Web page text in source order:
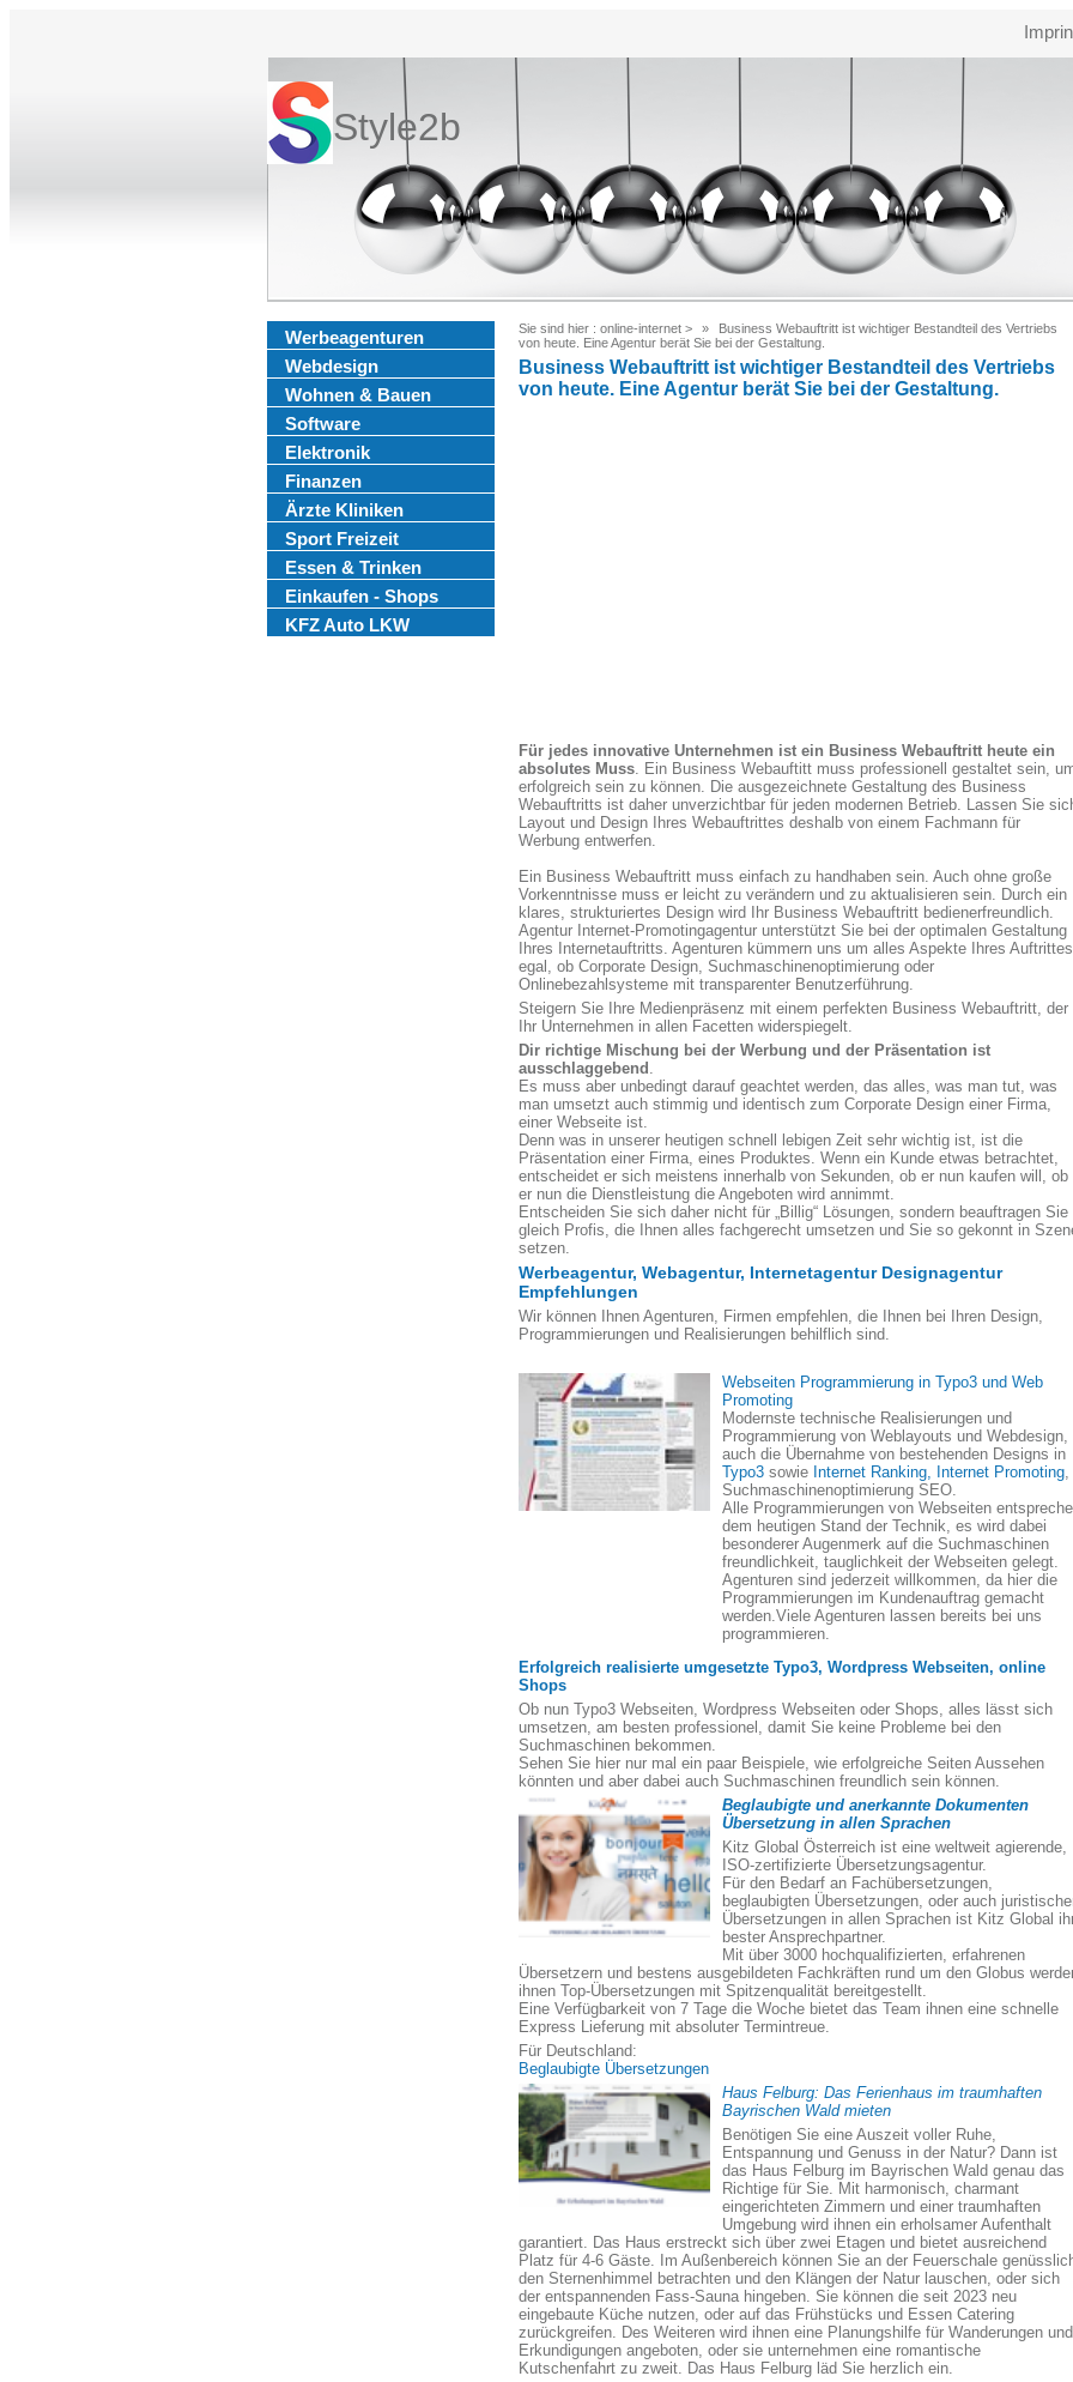
Style2b
Werbeagenturen
Webdesign
Wohnen & Bauen
Software
Elektronik
Finanzen
Ärzte Kliniken
Sport Freizeit
Essen & Trinken
Einkaufen - Shops
KFZ Auto LKW
Sie sind hier : online-internet >
Business Webauftritt ist wichtiger Bestandteil des Vertriebs
von heute. Eine Agentur berät Sie bei der Gestaltung.
Business Webauftritt ist wichtiger Bestandteil des Vertriebs
von heute. Eine Agentur berät Sie bei der Gestaltung.
Für jedes innovative Unternehmen ist ein Business Webauftritt heute ein
absolutes Muss. Ein Business Webauftitt muss professionell gestaltet sein,
erfolgreich sein zu können. Die ausgezeichnete Gestaltung des Business
Webauftritts ist daher unverzichtbar für jeden modernen Betrieb. Lassen Sie
Layout und Design Ihres Webauftrittes deshalb von einem Fachmann für
Werbung entwerfen.
Ein Business Webauftritt muss einfach zu handhaben sein. Auch ohne große
Vorkenntnisse muss er leicht zu verändern und zu aktualisieren sein. Durch ein
klares, strukturiertes Design wird Ihr Business Webauftritt bedienerfreundlich.
Agentur Internet-Promotingagentur unterstützt Sie bei der optimalen Gestaltung
Ihres Internetauftritts. Agenturen kümmern uns um alles Aspekte Ihres
egal, ob Corporate Design, Suchmaschinenoptimierung oder
Onlinebezahlsysteme mit transparenter Benutzerführung.
Steigern Sie Ihre Medienpräsenz mit einem perfekten Business Webauftritt, der
Ihr Unternehmen in allen Facetten widerspiegelt.
Dir richtige Mischung bei der Werbung und der Präsentation ist
ausschlaggebend .
Es muss aber unbedingt darauf geachtet werden, das alles, was man tut, was
man umsetzt auch stimmig und identisch zum Corporate Design einer Firma,
einer Webseite ist.
Denn was in unserer heutigen schnell lebigen Zeit sehr wichtig ist, ist die
Präsentation einer Firma, eines Produktes. Wenn ein Kunde etwas betrachtet,
entscheidet er sich meistens innerhalb von Sekunden, ob er nun kaufen will, ob
er nun die Dienstleistung die Angeboten wird annimmt.
Entscheiden Sie sich daher nicht für „Billig“ Lösungen, sondern beauftragen Sie
gleich Profis, die Ihnen alles fachgerecht umsetzen und Sie so gekonnt in
setzen.
Werbeagentur, Webagentur, Internetagentur Designagentur
Empfehlungen
Wir können Ihnen Agenturen, Firmen empfehlen, die Ihnen bei Ihren Design,
Programmierungen und Realisierungen behilflich sind.
Webseiten Programmierung in Typo3 und Web
Promoting
Modernste technische Realisierungen und
Programmierung von Weblayouts und Webdesign,
auch die Übernahme von bestehenden Designs in
Typo3 sowie Internet Ranking, Internet Promoting,
Suchmaschinenoptimierung SEO.
Alle Programmierungen von Webseiten
dem heutigen Stand der Technik, es wird dabei
besonderer Augenmerk auf die Suchmaschinen
freundlichkeit, tauglichkeit der Webseiten gelegt.
Agenturen sind jederzeit willkommen, da hier die
Programmierungen im Kundenauftrag gemacht
werden.Viele Agenturen lassen bereits bei uns
programmieren.
Erfolgreich realisierte umgesetzte Typo3, Wordpress Webseiten, online
Shops
Ob nun Typo3 Webseiten, Wordpress Webseiten oder Shops, alles lässt sich
umsetzen, am besten professionel, damit Sie keine Probleme bei den
Suchmaschinen bekommen.
Sehen Sie hier nur mal ein paar Beispiele, wie erfolgreiche Seiten Aussehen
könnten und aber dabei auch Suchmaschinen freundlich sein können.
Beglaubigte und anerkannte Dokumenten
Übersetzung in allen Sprachen
Kitz Global Österreich ist eine weltweit agierende,
ISO-zertifizierte Übersetzungsagentur.
Für den Bedarf an Fachübersetzungen,
beglaubigten Übersetzungen, oder auch
Übersetzungen in allen Sprachen ist Kitz Global
bester Ansprechpartner.
Mit über 3000 hochqualifizierten, erfahrenen
Übersetzern und bestens ausgebildeten Fachkräften rund um den Globus
ihnen Top-Übersetzungen mit Spitzenqualität bereitgestellt.
Eine Verfügbarkeit von 7 Tage die Woche bietet das Team ihnen eine schnelle
Express Lieferung mit absoluter Termintreue.
Für Deutschland:
Beglaubigte Übersetzungen
Haus Felburg: Das Ferienhaus im traumhaften
Bayrischen Wald mieten
Benötigen Sie eine Auszeit voller Ruhe,
Entspannung und Genuss in der Natur? Dann ist
das Haus Felburg im Bayrischen Wald genau das
Richtige für Sie. Mit harmonisch, charmant
eingerichteten Zimmern und einer traumhaften
Umgebung wird ihnen ein erholsamer Aufenthalt
garantiert. Das Haus erstreckt sich über zwei Etagen und bietet ausreichend
Platz für 4-6 Gäste. Im Außenbereich können Sie an der Feuerschale
den Sternenhimmel betrachten und den Klängen der Natur lauschen, oder sich
der entspannenden Fass-Sauna hingeben. Sie können die seit 2023 neu
eingebaute Küche nutzen, oder auf das Frühstücks und Essen Catering
zurückgreifen. Des Weiteren wird ihnen eine Planungshilfe für Wanderungen und
Erkundigungen angeboten, oder sie unternehmen eine romantische
Kutschenfahrt zu zweit. Das Haus Felburg läd Sie herzlich ein.